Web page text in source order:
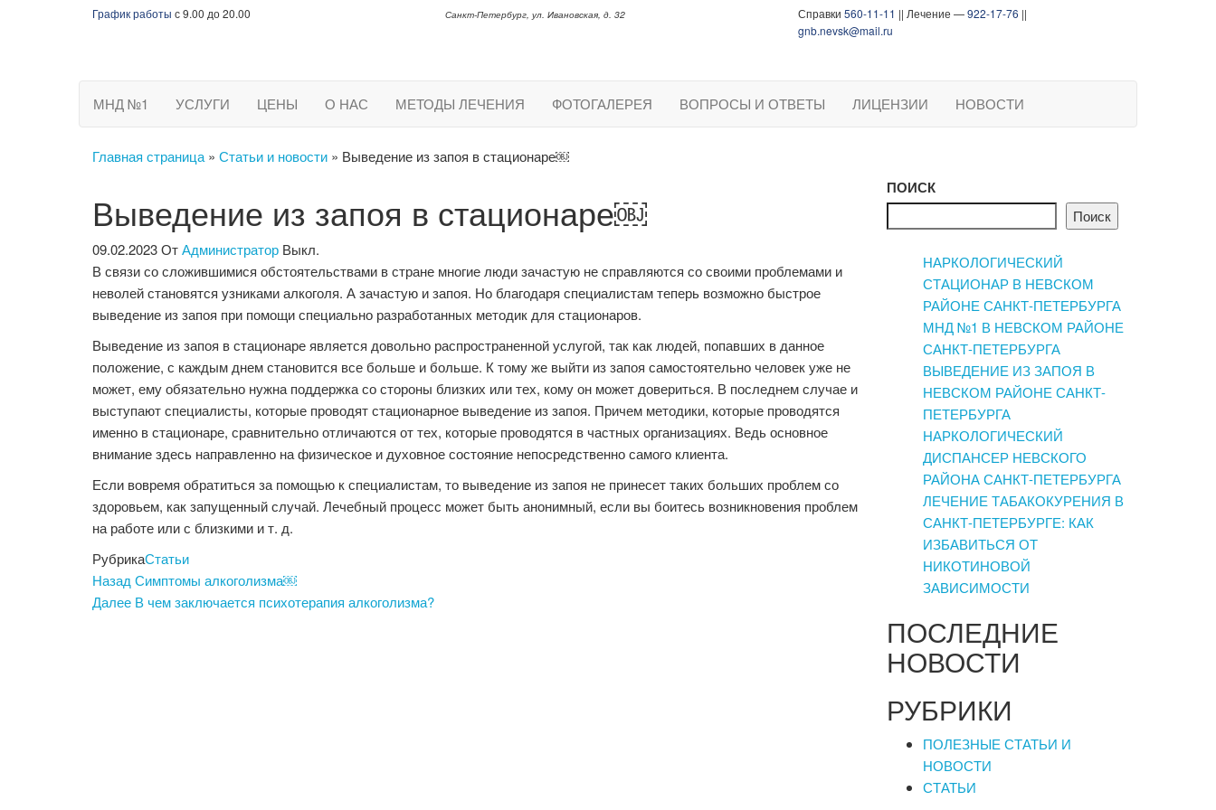
График работы с 9.00 до 20.00 Санкт-Петербург, ул. Ивановская, д. 32 Справки 560-11-11 || Лечение —922-17-76 ||
gnb.nevsk@mail.ru
Наркологический диспансер Невского района СПб
МНД №1
УСЛУГИ ЦЕНЫ О НАС МЕТОДЫ ЛЕЧЕНИЯ ФОТОГАЛЕРЕЯ ВОПРОСЫ И ОТВЕТЫ ЛИЦЕНЗИИ НОВОСТИ
Главная страница » Статьи и новости » Выведение из запоя в стационаре￼
Выведение из запоя в стационаре￼
09.02.2023ОтАдминистратор Выкл.
В связи со сложившимися обстоятельствами в стране многие люди зачастую не справляются со своими проблемами и
неволей становятся узниками алкоголя. А зачастую и запоя. Но благодаря специалистам теперь возможно быстрое
выведение из запоя при помощи специально разработанных методик для стационаров.
Выведение из запоя в стационаре является довольно распространенной услугой, так как людей, попавших в данное
положение, с каждым днем становится все больше и больше. К тому же выйти из запоя самостоятельно человек уже не
может, ему обязательно нужна поддержка со стороны близких или тех, кому он может довериться. В последнем случае и
выступают специалисты, которые проводят стационарное выведение из запоя. Причем методики, которые проводятся
именно в стационаре, сравнительно отличаются от тех, которые проводятся в частных организациях. Ведь основное
внимание здесь направленно на физическое и духовное состояние непосредственно самого клиента.
Если вовремя обратиться за помощью к специалистам, то выведение из запоя не принесет таких больших проблем со
здоровьем, как запущенный случай. Лечебный процесс может быть анонимный, если вы боитесь возникновения проблем
на работе или с близкими и т. д.
РубрикаСтатьи
Навигация
по
Предыдущая
запись
Назад Симптомы алкоголизма￼
Следующая
Далее В чем заключается психотерапия алкоголизма?
ПОИСК
Поиск
НАРКОЛОГИЧЕСКИЙ
СТАЦИОНАР В НЕВСКОМ
РАЙОНЕ САНКТ-ПЕТЕРБУРГА
МНД №1 В НЕВСКОМ РАЙОНЕ
САНКТ-ПЕТЕРБУРГА
ВЫВЕДЕНИЕ ИЗ ЗАПОЯ В
НЕВСКОМ РАЙОНЕ САНКТ-
ПЕТЕРБУРГА
НАРКОЛОГИЧЕСКИЙ
ДИСПАНСЕР НЕВСКОГО
РАЙОНА САНКТ-ПЕТЕРБУРГА
ЛЕЧЕНИЕ ТАБАКОКУРЕНИЯ В
САНКТ-ПЕТЕРБУРГЕ: КАК
ИЗБАВИТЬСЯ ОТ
НИКОТИНОВОЙ
ЗАВИСИМОСТИ
ПОСЛЕДНИЕ
НОВОСТИ
РУБРИКИ
ПОЛЕЗНЫЕ СТАТЬИ И
НОВОСТИ
СТАТЬИ